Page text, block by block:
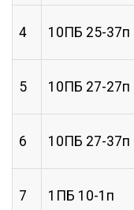
4 10ПБ 25-37п
5 10ПБ 27-27п
6 10ПБ 27-37п
7 1ПБ 10-1п